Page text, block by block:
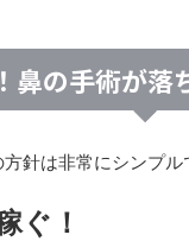
鼻の手術が落
針は非常にシンプル
ぐ！